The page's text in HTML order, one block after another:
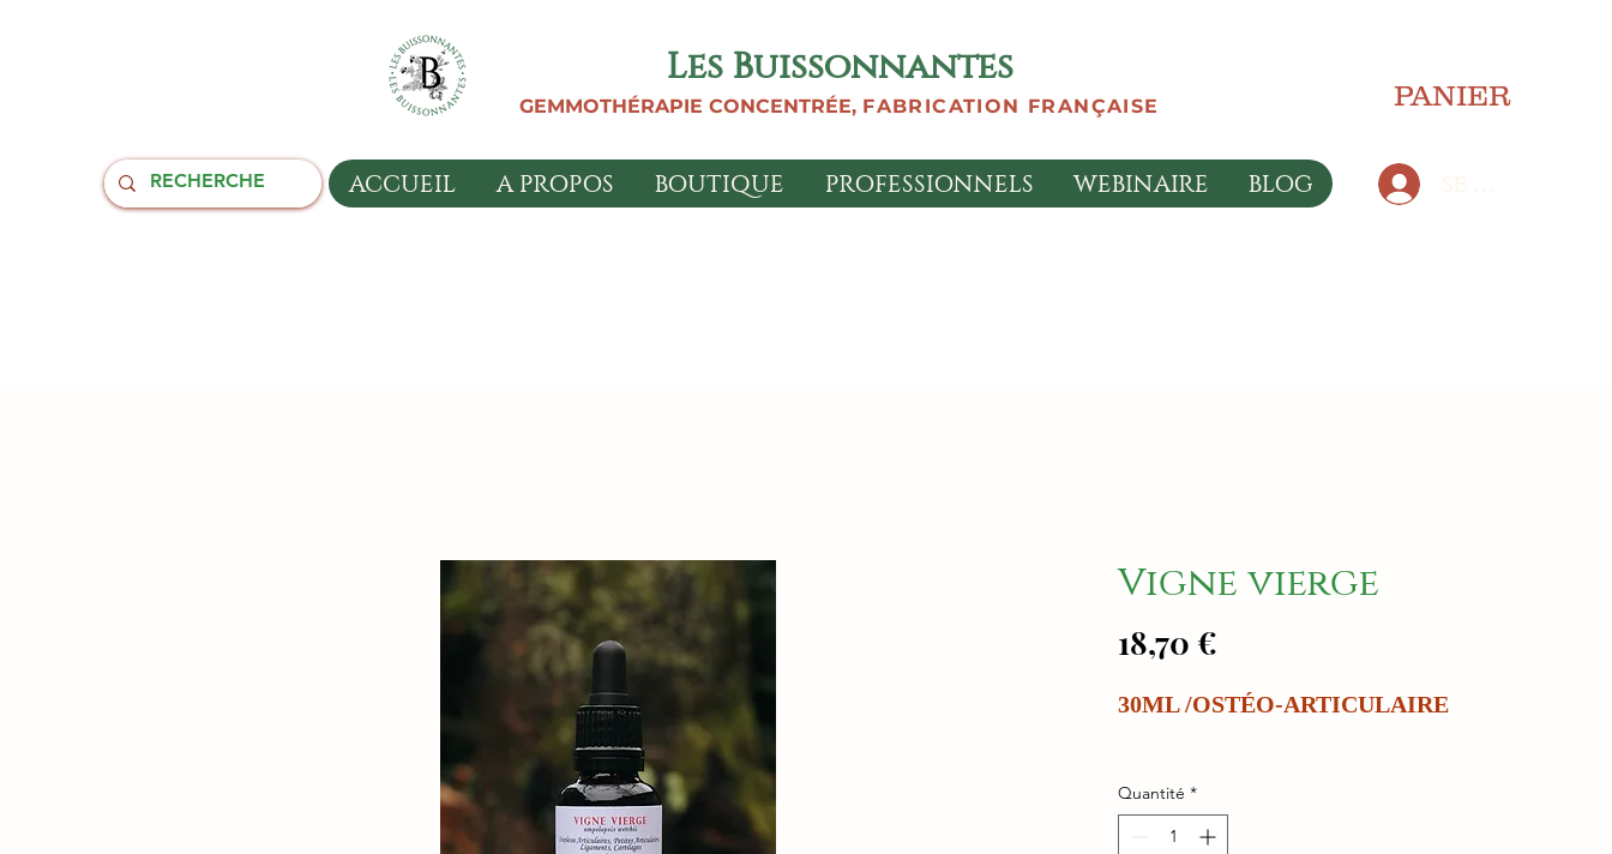
Les Buissonnantes
GEMMOTHÉRAPIE CONCENTRÉE, FABRICATION FRANÇAISE PANIER
ACCUEIL A PROPOS BOUTIQUE PROFESSIONNELS WEBINAIRE BLOG
Vigne vierge
18,70 €
30ML /OSTÉO-ARTICULAIRE
Quantité *